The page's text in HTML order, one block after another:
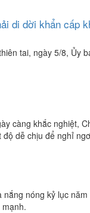
di dời khẩn cấp
tai, ngày 5/8,
càng khắc nghiệt,
dễ chịu để nghỉ
nóng kỷ lục